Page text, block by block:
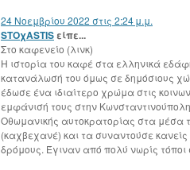
24 Νοεμβρίου 2022 στις 2:24 μ.μ.
STOχASTISείπε...
Στο καφενείο (λινκ)
Η ιστορία του καφέ στα ελληνικά
κατανάλωσή του όμως σε δημόσιους
έδωσε ένα ιδιαίτερο χρώμα στις
εμφάνισή τους στην
Οθωμανικής αυτοκρατορίας στα μέσα
(καχβεχανέ) και τα συναντούσε
δρόμους. Έγιναν από πολύ νωρίς